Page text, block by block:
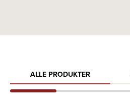
ALLE PRODUKTER